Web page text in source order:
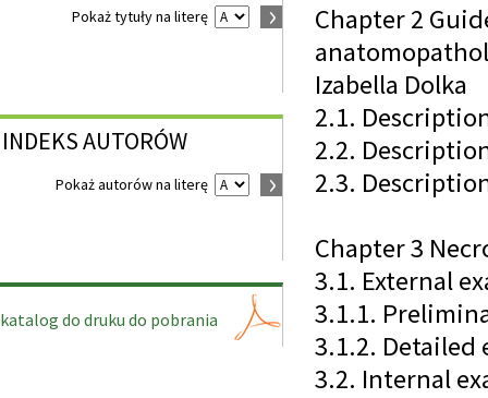
Pokaż tytuły na literę
INDEKSAUTORÓW
Pokaż autorów na literę
katalog do druku do pobrania
Chapter 2
Izabella Dolka
2.1.
2.2.
2.3.
Chapter 3
3.1. External
3.1.1.
3.1.2. Detailed
3.2. Internal